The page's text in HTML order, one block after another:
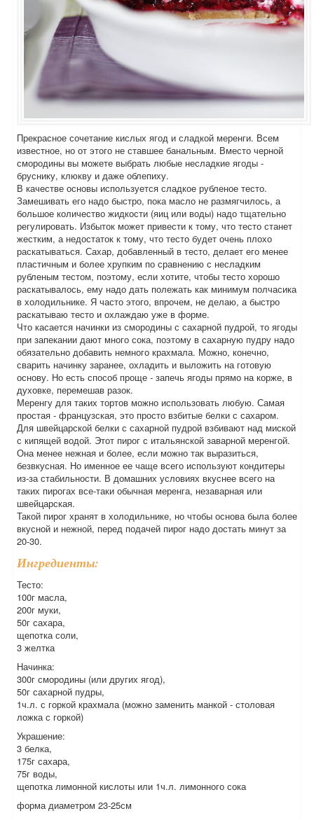
Прекрасное сочетание кислых ягод и сладкой меренги. Всем
известное, но от этого не ставшее банальным. Вместо черной
смородины вы можете выбрать любые несладкие ягоды -
бруснику, клюкву и даже облепиху.
В качестве основы используется сладкое рубленое тесто.
Замешивать его надо быстро, пока масло не размягчилось, а
большое количество жидкости (яиц или воды) надо тщательно
регулировать. Избыток может привести к тому, что тесто станет
жестким, а недостаток к тому, что тесто будет очень плохо
раскатываться. Сахар, добавленный в тесто, делает его менее
пластичным и более хрупким по сравнению с несладким
рубленым тестом, поэтому, если хотите, чтобы тесто хорошо
раскатывалось, ему надо дать полежать как минимум полчасика
в холодильнике. Я часто этого, впрочем, не делаю, а быстро
раскатываю тесто и охлаждаю уже в форме.
Что касается начинки из смородины с сахарной пудрой, то ягоды
при запекании дают много сока, поэтому в сахарную пудру надо
обязательно добавить немного крахмала. Можно, конечно,
сварить начинку заранее, охладить и выложить на готовую
основу. Но есть способ проще - запечь ягоды прямо на корже, в
духовке, перемешав разок.
Меренгу для таких тортов можно использовать любую. Самая
простая - французская, это просто взбитые белки с сахаром.
Для швейцарской белки с сахарной пудрой взбивают над миской
с кипящей водой. Этот пирог с итальянской заварной меренгой.
Она менее нежная и более, если можно так выразиться,
безвкусная. Но именное ее чаще всего используют кондитеры
из-за стабильности. В домашних условиях вкуснее всего на
таких пирогах все-таки обычная меренга, незаварная или
швейцарская.
Такой пирог хранят в холодильнике, но чтобы основа была более
вкусной и нежной, перед подачей пирог надо достать минут за
20-30.
Ингредиенты:
Тесто:
100г масла,
200г муки,
50г сахара,
щепотка соли,
3 желтка
Начинка:
300г смородины (или других ягод),
50г сахарной пудры,
1ч.л. с горкой крахмала (можно заменить манкой - столовая
ложка с горкой)
Украшение:
3 белка,
175г сахара,
75г воды,
щепотка лимонной кислоты или 1ч.л. лимонного сока
форма диаметром 23-25см